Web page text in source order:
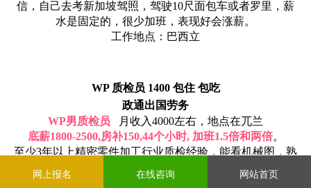
信，自己去考新加坡驾照，驾驶10尺面包车或者罗里，薪
水是固定的，很少加班，表现好会涨薪。
工作地点：巴西立
WP 质检员 1400 包住 包吃
政通出国劳务
WP男质检员
月收入4000左右，地点在兀兰
底薪1800-2500,房补150,44个小时, 加班1.5倍和两倍。
至少3年以上精密零件加工行业质检经验，能看机械图，熟
练操作CMM机器。
网上报名 在线咨询 网站首页